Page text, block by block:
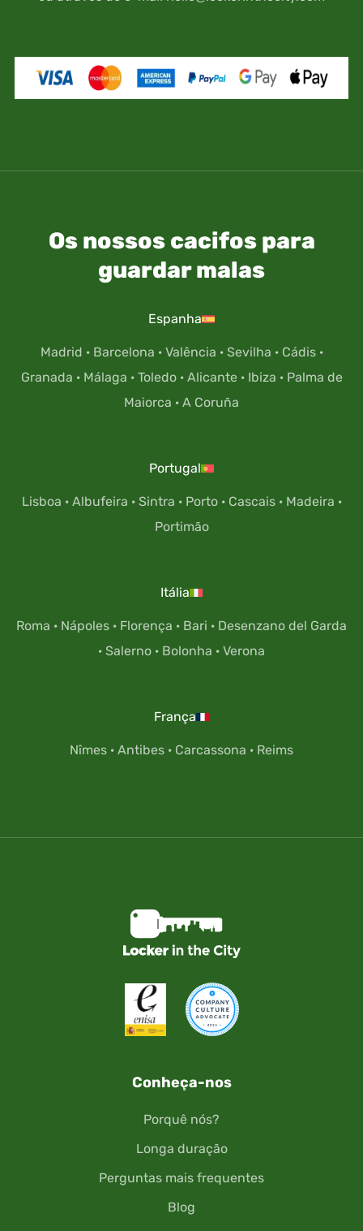
Os nossos cacifos para
guardar malas
Espanha
Madrid · Barcelona · Valência · Sevilha · Cádis·
Granada · Málaga · Toledo· Alicante· Ibiza · Palma de
Maiorca · A Coruña
Portugal
Lisboa · Albufeira · Sintra · Porto· Cascais· Madeira ·
Portimão
Itália
Roma · Nápoles · Florença · Bari · Desenzano del Garda
· Salerno · Bolonha · Verona
França
Nîmes · Antibes · Carcassona · Reims
Conheça-nos
Porquê nós?
Longa duração
Perguntas mais frequentes
Blog